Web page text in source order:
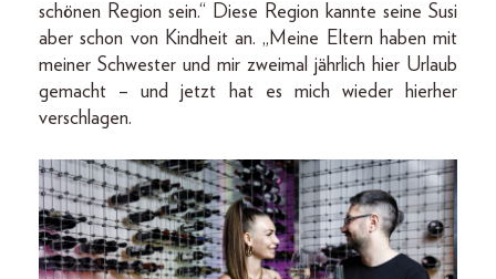
schönen Region sein.“ Diese Region kannte seine Susi
aber schon von Kindheit an. „Meine Eltern haben mit
meiner Schwester und mir zweimal jährlich hier Urlaub
gemacht – und jetzt hat es mich wieder hierher
verschlagen.